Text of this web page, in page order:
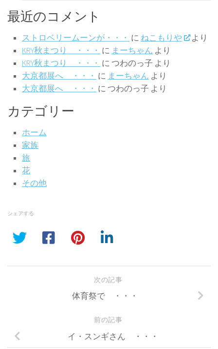
最近のコメント
ストロベリームーンが・・・ に ねこもりや
より
KRY秋まつり ・・・ に まーちゃん より
KRY秋まつり ・・・ に つわのっ子 より
大京都展へ ・・・ に まーちゃん より
大京都展へ ・・・ に つわのっ子 より
カテゴリー
ホーム
家族
旅
花
その他
シェアする
次の記事
体育祭で ・・・
前の記事
イ・スンギさん ・・・